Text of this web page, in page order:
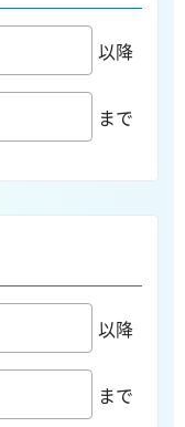
以降
まで
以降
まで